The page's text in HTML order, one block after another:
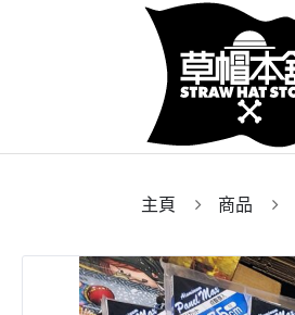
主頁 商品